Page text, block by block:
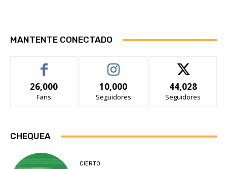
MANTENTE CONECTADO
26,000
Fans
10,000
Seguidores
44,028
Seguidores
CHEQUEA
CIERTO